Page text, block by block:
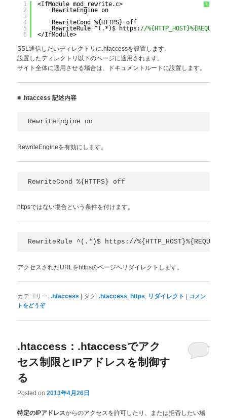
?
1
2
3
4
5
6
<IfModule mod_rewrite.c>
RewriteEngine on
RewriteCond %{HTTPS} off
RewriteRule ^(.*)$ https: //
</IfModule>
SSL通信したいディレクトリに.htaccessを設置します。
設置したディレクトリ以下のページに適用されます。
サイト全体に適用させる場合は、ドキュメントルートに設置します。
■ .htaccess 記述内容
RewriteEngine on
RewriteEngineを有効にします。
RewriteCond %{HTTPS} off
httpsではない場合という条件を付けます。
RewriteRule ^(.*)$ https://
アクセスされたURLをhttpsのページへリダイレクトします。
カテゴリー: .htaccess タグ: .htaccess https リダイレクト
コメン
トをどうぞ
.htaccess：.htaccessでアク
セス制限とIPアドレスを制御す
る
Posted on2013年4月26日
特定のIPアドレスからのアクセスを許可したり、または拒否したい場